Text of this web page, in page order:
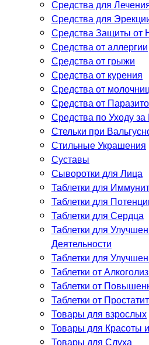
Средства для
Средства для
Средства Защиты от
Средства от аллергии
Средства от грыжи
Средства от курения
Средства от
Средства от
Средства по Уходу
Стельки при
Стильные Украшения
Суставы
Сыворотки для Лица
Таблетки для
Таблетки для
Таблетки для Сердца
Таблетки для
Деятельности
Таблетки для
Таблетки от
Таблетки от
Таблетки от
Товары для взрослых
Товары для Красоты
Товары для Слуха